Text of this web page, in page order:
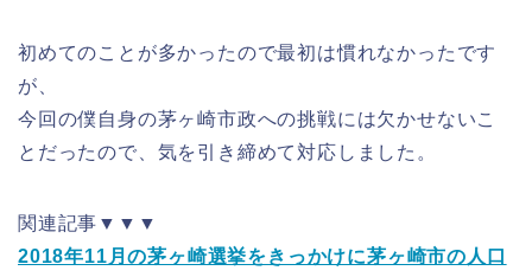
初めてのことが多かったので最初は慣れなかったです
が、
今回の僕自身の茅ヶ崎市政への挑戦には欠かせないこ
とだったので、気を引き締めて対応しました。
関連記事▼▼▼
2018年11月の茅ヶ崎選挙をきっかけに茅ヶ崎市の人口